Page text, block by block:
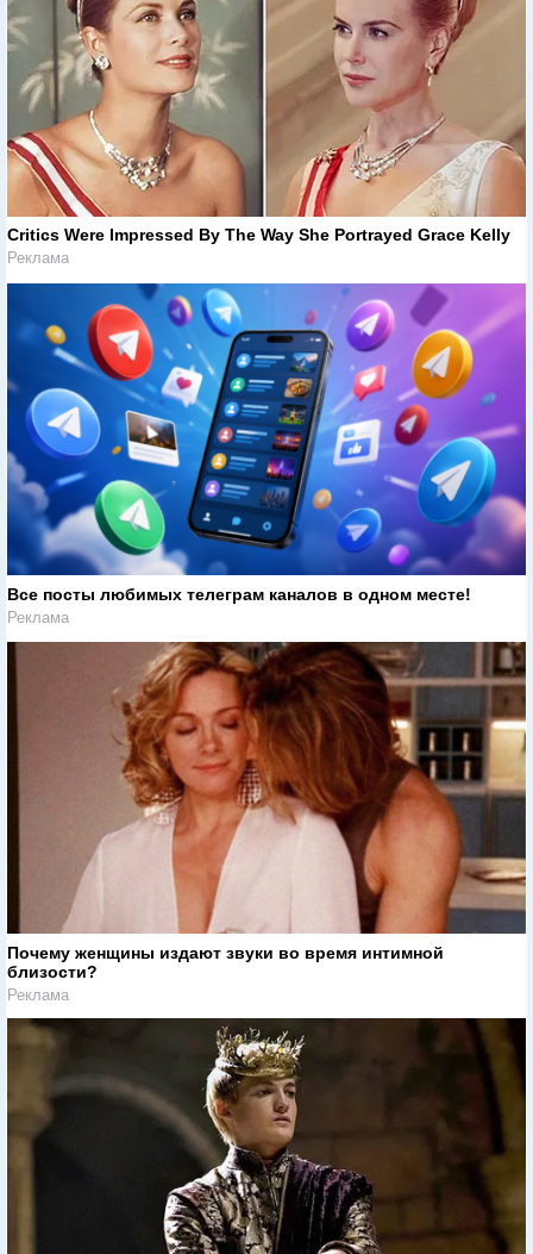
Critics Were Impressed By The Way She Portrayed Grace Kelly
Реклама
Все посты любимых телеграм каналов в одном месте!
Реклама
Почему женщины издают звуки во время интимной
близости?
Реклама